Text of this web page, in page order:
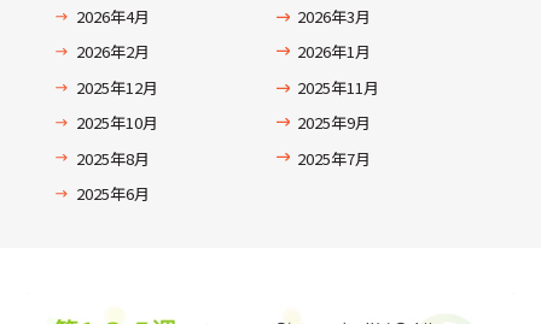
2026年4月
2026年3月
2026年2月
2026年1月
2025年12月
2025年11月
2025年10月
2025年9月
2025年8月
2025年7月
2025年6月